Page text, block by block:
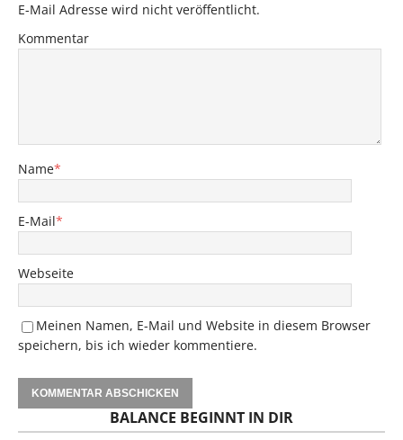
E-Mail Adresse wird nicht veröffentlicht.
Kommentar
Name*
E-Mail*
Webseite
Meinen Namen, E-Mail und Website in diesem Browser
speichern, bis ich wieder kommentiere.
BALANCE BEGINNT IN DIR